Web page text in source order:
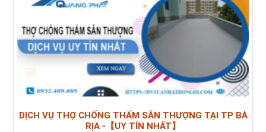
DỊCH VỤ THỢ CHỐNG THẤM SÂN THƯỢNG TẠI TP BÀ
RỊA -【UY TÍN NHẤT】